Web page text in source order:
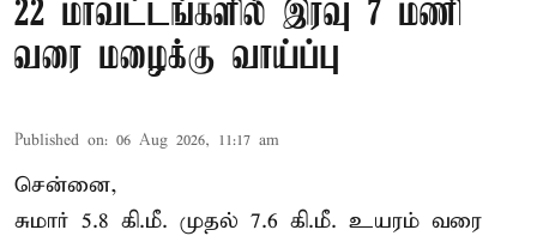
22 மாவட்டங்களில் இரவு 7 மணி
வரை மழைக்கு வாய்ப்பு
Published on: 06 Aug 2026, 11:17 am
சென்னை,
சுமார் 5.8 கி.மீ. முதல் 7.6 கி.மீ. உயரம் வரை